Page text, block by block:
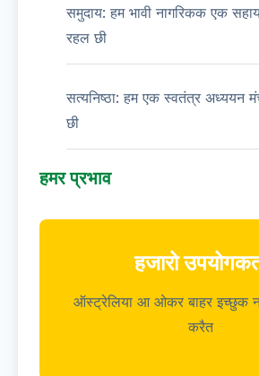
समुदाय: हम भावी नागरिकक एक
रहल छी
सत्यनिष्ठा: हम एक स्वतंत्र अध्ययन
छी
हमर प्रभाव
हजारो
ऑस्ट्रेलिया आ ओकर बाहर इच्छुक
करैत